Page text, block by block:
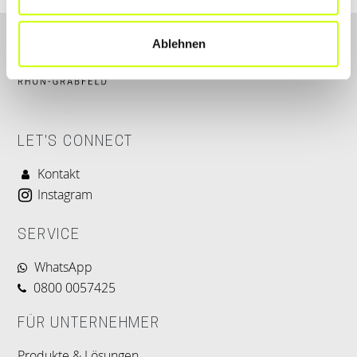
Ablehnen
LET'S CONNECT
Kontakt
Instagram
SERVICE
WhatsApp
0800 0057425
FÜR UNTERNEHMER